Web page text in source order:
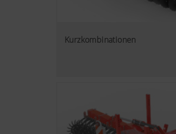
Kurzkombinationen